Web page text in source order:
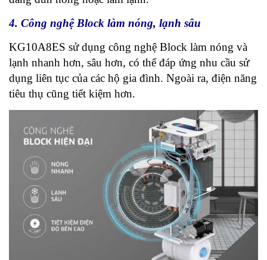
4. Công nghệ Block làm nóng, lạnh sâu
KG10A8ES sử dụng công nghệ Block làm nóng và
lạnh nhanh hơn, sâu hơn, có thể đáp ứng nhu cầu sử
dụng liên tục của các hộ gia đình. Ngoài ra, điện năng
tiêu thụ cũng tiết kiệm hơn.